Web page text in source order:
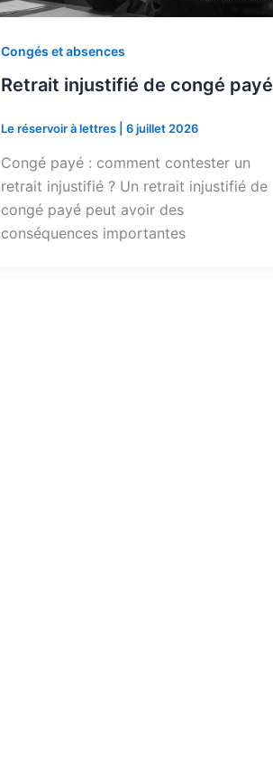
Congés et absences
Retrait injustifié de congé payé
Le réservoir à lettres 6 juillet 2026
Congé payé : comment contester un
retrait injustifié ? Un retrait injustifié de
congé payé peut avoir des
conséquences importantes